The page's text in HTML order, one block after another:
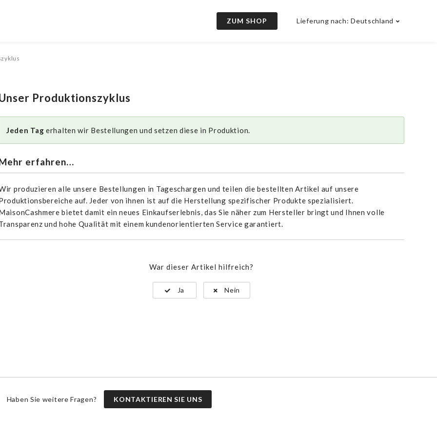
ZUM SHOP Lieferung nach: Deutschland
Produktionszyklus
Jeden Tag erhalten wir Bestellungen und setzen diese in Produktion.
erfahren…
produzieren alle unsere Bestellungen in Tageschargen und teilen die bestellten Artikel auf unsere
auf. Jeder von ihnen ist auf die Herstellung spezifischer Produkte spezialisiert.
bietet damit ein neues Einkaufserlebnis, das Sie näher zum Hersteller bringt und Ihnen volle
und hohe Qualität mit einem kundenorientierten Service garantiert.
War dieser Artikel hilfreich?
Ja Nein
Haben Sie weitere Fragen? KONTAKTIEREN SIE UNS